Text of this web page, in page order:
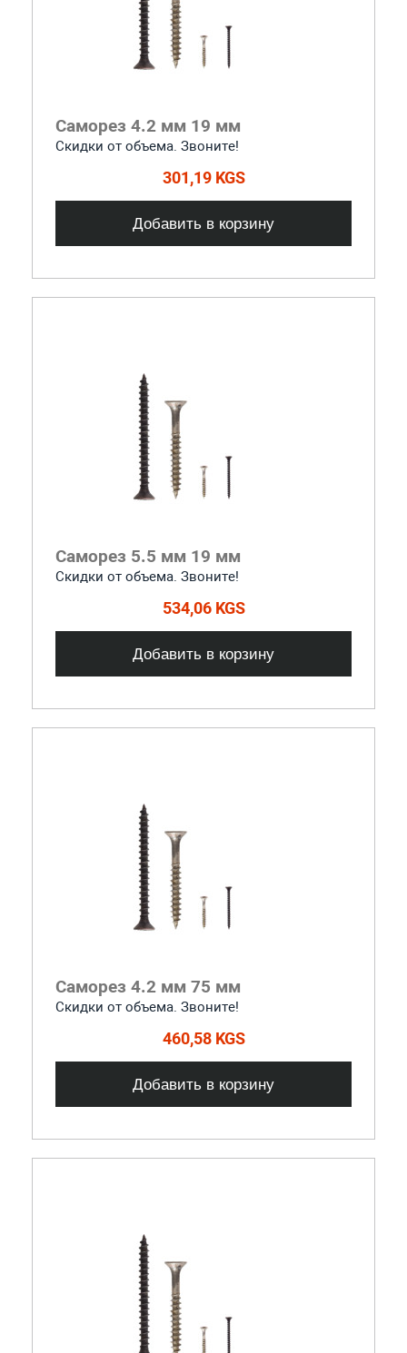
Саморез 4.2 мм 19 мм
Скидки от объема. Звоните!
301,19 KGS
Добавить в корзину
Саморез 5.5 мм 19 мм
Скидки от объема. Звоните!
534,06 KGS
Добавить в корзину
Саморез 4.2 мм 75 мм
Скидки от объема. Звоните!
460,58 KGS
Добавить в корзину